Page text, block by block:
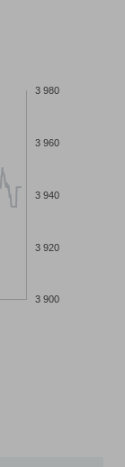
3 900
3 920
3 940
3 960
3 980